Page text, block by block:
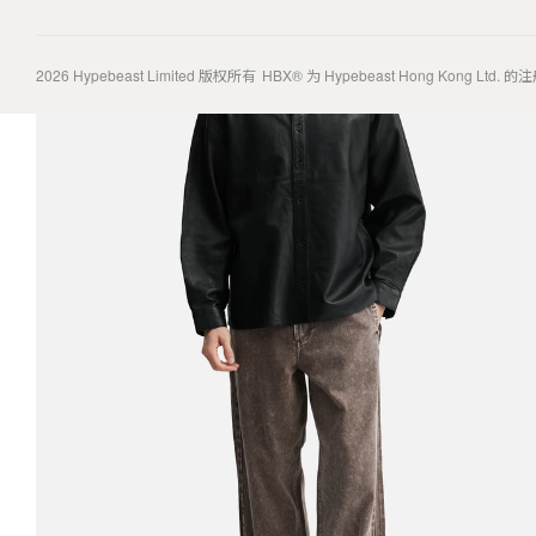
2026 Hypebeast Limited 版权所有 HBX® 为 Hypebeast Hong Kong Ltd. 的注